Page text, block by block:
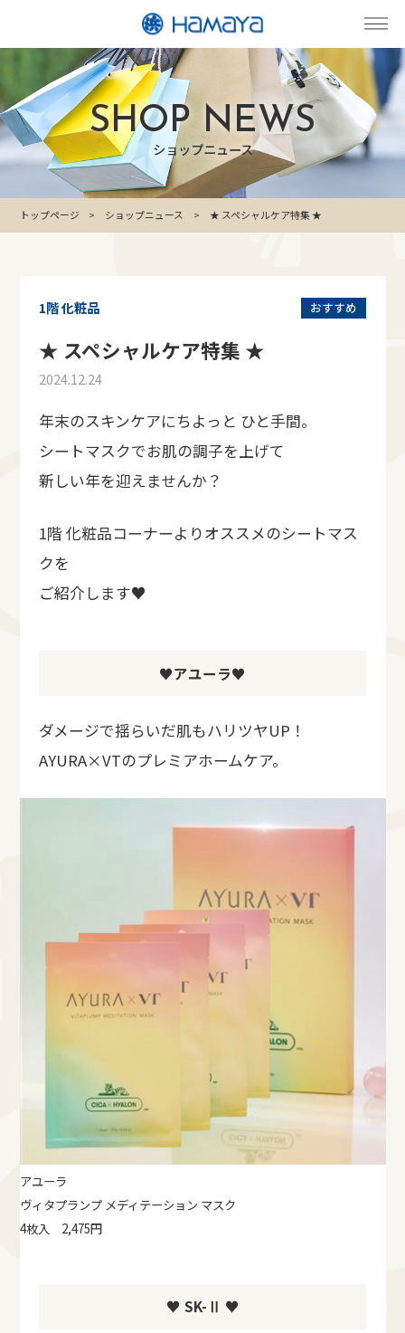
SHOP NEWS
ショップニュース
トップページ ショップニュース ★ スペシャルケア特集 ★
おすすめ
1階 化粧品
★ スペシャルケア特集 ★
2024.12.24
年末のスキンケアにちよっと ひと手間。
シートマスクでお肌の調子を上げて
新しい年を迎えませんか？
1階 化粧品コーナーよりオススメのシートマス
クを
ご紹介します♥
♥アユーラ♥
ダメージで揺らいだ肌もハリツヤUP！
AYURA×VTのプレミアホームケア。
アユーラ
ヴィタプランプ メディテーション マスク
4枚入 2,475円
♥ SK-Ⅱ ♥